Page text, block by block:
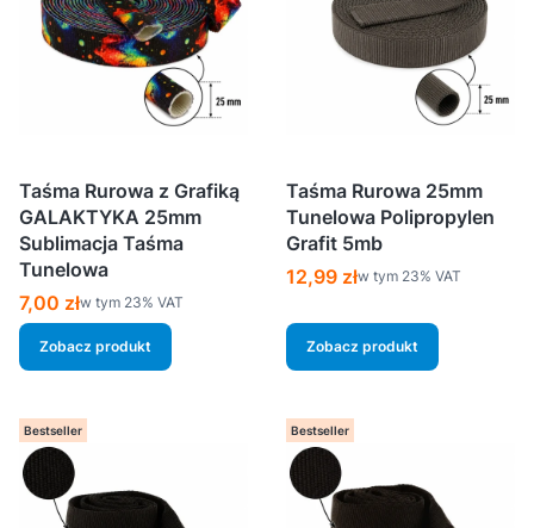
Taśma Rurowa z Grafiką
GALAKTYKA 25mm
Sublimacja Taśma
Tunelowa
Cena brutto
7,00 złw tym %s VAT
w tym 23% VAT
Zobacz produkt
Taśma Rurowa 25mm
Tunelowa Polipropylen
Grafit 5mb
Cena brutto
12,99 złw tym %s VAT
w tym 23% VAT
Zobacz produkt
Bestseller Bestseller